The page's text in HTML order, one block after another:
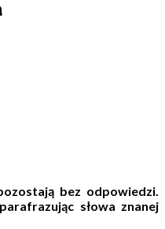
bez odpowiedzi.
słowa znanej